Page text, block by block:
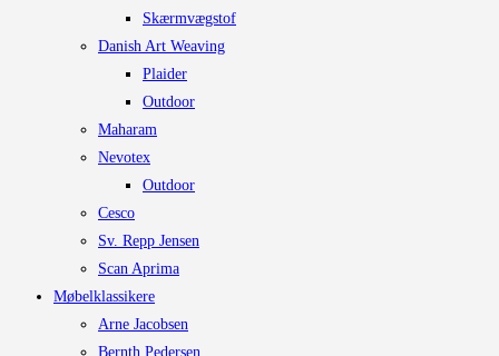
Skærmvægstof
Danish Art Weaving
Plaider
Outdoor
Maharam
Nevotex
Outdoor
Cesco
Sv. Repp Jensen
Scan Aprima
Møbelklassikere
Arne Jacobsen
Bernth Pedersen